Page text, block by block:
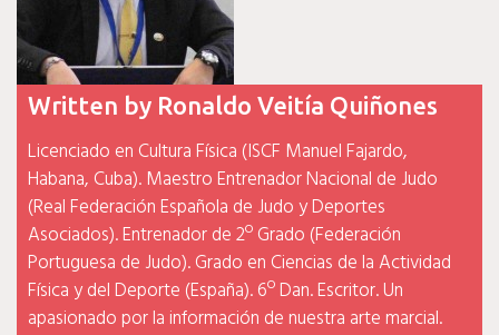
Written by Ronaldo Veitía Quiñones
Licenciado en Cultura Física (ISCF Manuel Fajardo,
Habana, Cuba). Maestro Entrenador Nacional de Judo
(Real Federación Española de Judo y Deportes
Asociados). Entrenador de 2º Grado (Federación
Portuguesa de Judo). Grado en Ciencias de la Actividad
Física y del Deporte (España). 6º Dan. Escritor. Un
apasionado por la información de nuestra arte marcial.